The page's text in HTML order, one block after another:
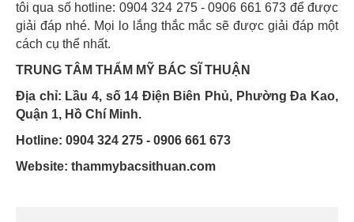
tôi qua số hotline: 0904 324 275 - 0906 661 673 để được
giải đáp nhé. Mọi lo lắng thắc mắc sẽ được giải đáp một
cách cụ thể nhất.
TRUNG TÂM THẨM MỸ BÁC SĨ THUẬN
Địa chỉ: Lầu 4, số 14 Điện Biên Phủ, Phường Đa Kao,
Quận 1, Hồ Chí Minh.
Hotline: 0904 324 275 - 0906 661 673
Website: thammybacsithuan.com